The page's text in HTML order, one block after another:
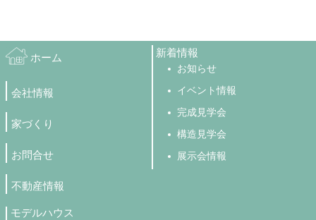
ホーム
会社情報
家づくり
お問合せ
不動産情報
新着情報
お知らせ
イベント情報
完成見学会
構造見学会
展示会情報
モデルハウス